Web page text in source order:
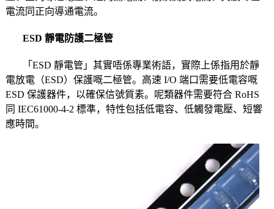
電流同正向導通電流。
ESD 靜電防護二極管
「ESD 靜電管」其實唔係專業術語，實際上係指用於靜
電放電（ESD）保護嘅二極管。高速 I/O 端口需要低電容嘅
ESD 保護器件，以確保信號質素。呢類器件需要符合 RoHS
同 IEC61000-4-2 標準，特性包括低電容、低觸發電壓、短響
應時間。